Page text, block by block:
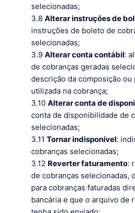
selecionadas;
3.8Alterar instruções de
instruções de boleto de
selecionadas;
3.9Alterar conta contábil:
de cobranças geradas
descrição da composição
utilizada na cobrança;
3.10Alterar conta de
conta de disponibilidade de
selecionadas;
3.11Tornar indisponível:
cobranças selecionadas;
3.12 Reverter faturamento:
de cobranças selecionadas,
para cobranças faturadas
bancária e que o arquivo de